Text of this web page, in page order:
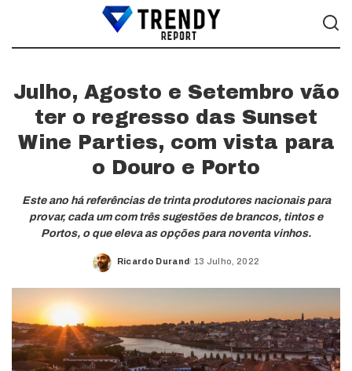
Julho, Agosto e Setembro vão
ter o regresso das Sunset
Wine Parties, com vista para
o Douro e Porto
Este ano há referências de trinta produtores nacionais para
provar, cada um com três sugestões de brancos, tintos e
Portos, o que eleva as opções para noventa vinhos.
Posted
Ricardo Durand 13 Julho, 2022